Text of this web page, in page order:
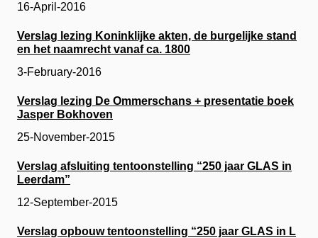
16-April-2016
Verslag lezing Koninklijke akten, de burgelijke stand
en het naamrecht vanaf ca. 1800
3-February-2016
Verslag lezing De Ommerschans + presentatie boek
Jasper Bokhoven
25-November-2015
Verslag afsluiting tentoonstelling “250 jaar GLAS in
Leerdam”
12-September-2015
Verslag opbouw tentoonstelling “250 jaar GLAS in L